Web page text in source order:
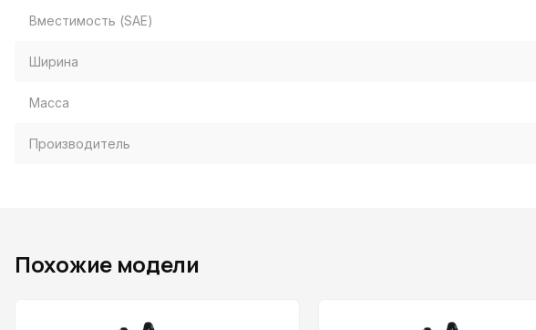
Вместимость (SAE)
Ширина
Масса
Производитель
Похожие модели